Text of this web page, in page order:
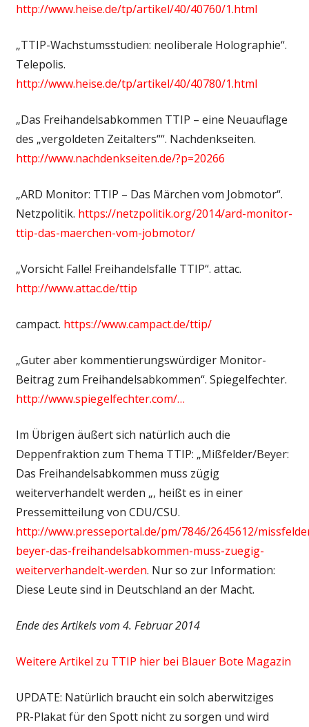
http://www.heise.de/tp/artikel/40/40760/1.html
„TTIP-Wachstumsstudien: neoliberale Holographie“.
Telepolis.
http://www.heise.de/tp/artikel/40/40780/1.html
„Das Freihandelsabkommen TTIP – eine Neuauflage
des „vergoldeten Zeitalters““. Nachdenkseiten.
http://www.nachdenkseiten.de/?p=20266
„ARD Monitor: TTIP – Das Märchen vom Jobmotor“.
Netzpolitik. https://netzpolitik.org/2014/ard-monitor-
ttip-das-maerchen-vom-jobmotor/
„Vorsicht Falle! Freihandelsfalle TTIP“. attac.
http://www.attac.de/ttip
campact. https://www.campact.de/ttip/
„Guter aber kommentierungswürdiger Monitor-
Beitrag zum Freihandelsabkommen“. Spiegelfechter.
http://www.spiegelfechter.com/…
Im Übrigen äußert sich natürlich auch die
Deppenfraktion zum Thema TTIP: „Mißfelder/Beyer:
Das Freihandelsabkommen muss zügig
weiterverhandelt werden „, heißt es in einer
Pressemitteilung von CDU/CSU.
http://www.presseportal.de/pm/7846/2645612/
beyer-das-freihandelsabkommen-muss-zuegig-
weiterverhandelt-werden. Nur so zur Information:
Diese Leute sind in Deutschland an der Macht.
Ende des Artikels vom 4. Februar 2014
Weitere Artikel zu TTIP hier bei Blauer Bote Magazin
UPDATE: Natürlich braucht ein solch aberwitziges
PR-Plakat für den Spott nicht zu sorgen und wird